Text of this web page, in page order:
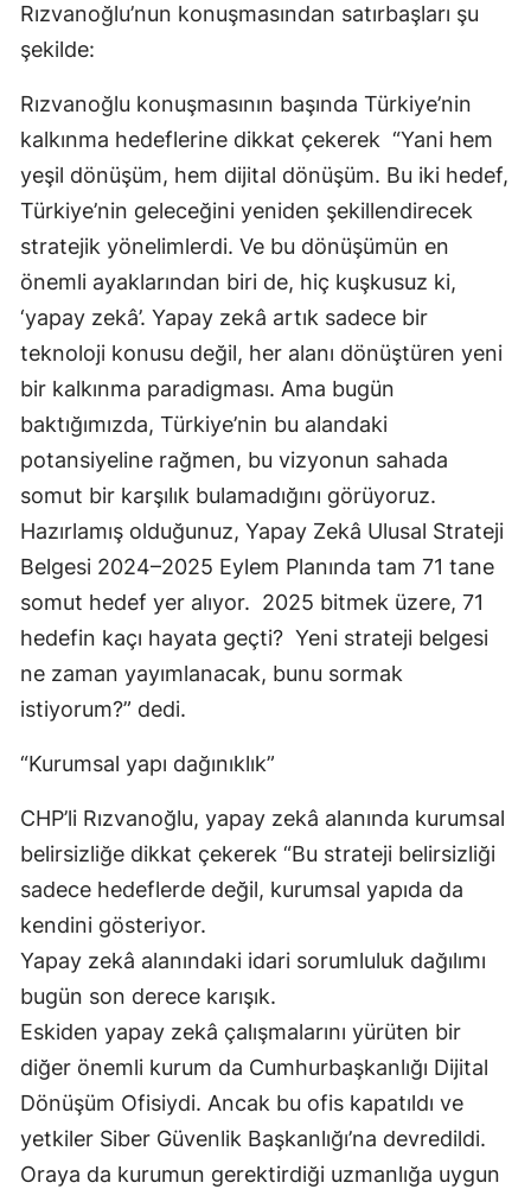
Rızvanoğlu’nun konuşmasından satırbaşları şu
şekilde:
Rızvanoğlu konuşmasının başında Türkiye’nin
kalkınma hedeflerine dikkat çekerek “Yani hem
yeşil dönüşüm, hem dijital dönüşüm. Bu iki hedef,
Türkiye’nin geleceğini yeniden şekillendirecek
stratejik yönelimlerdi. Ve bu dönüşümün en
önemli ayaklarından biri de, hiç kuşkusuz ki,
‘yapay zekâ’. Yapay zekâ artık sadece bir
teknoloji konusu değil, her alanı dönüştüren yeni
bir kalkınma paradigması. Ama bugün
baktığımızda, Türkiye’nin bu alandaki
potansiyeline rağmen, bu vizyonun sahada
somut bir karşılık bulamadığını görüyoruz.
Hazırlamış olduğunuz, Yapay Zekâ Ulusal Strateji
Belgesi 2024–2025 Eylem Planında tam 71 tane
somut hedef yer alıyor. 2025 bitmek üzere, 71
hedefin kaçı hayata geçti? Yeni strateji belgesi
ne zaman yayımlanacak, bunu sormak
istiyorum?” dedi.
“Kurumsal yapı dağınıklık”
CHP’li Rızvanoğlu, yapay zekâ alanında kurumsal
belirsizliğe dikkat çekerek “Bu strateji belirsizliği
sadece hedeflerde değil, kurumsal yapıda da
kendini gösteriyor.
Yapay zekâ alanındaki idari sorumluluk dağılımı
bugün son derece karışık.
Eskiden yapay zekâ çalışmalarını yürüten bir
diğer önemli kurum da Cumhurbaşkanlığı Dijital
Dönüşüm Ofisiydi. Ancak bu ofis kapatıldı ve
yetkiler Siber Güvenlik Başkanlığı’na devredildi.
Oraya da kurumun gerektirdiği uzmanlığa uygun